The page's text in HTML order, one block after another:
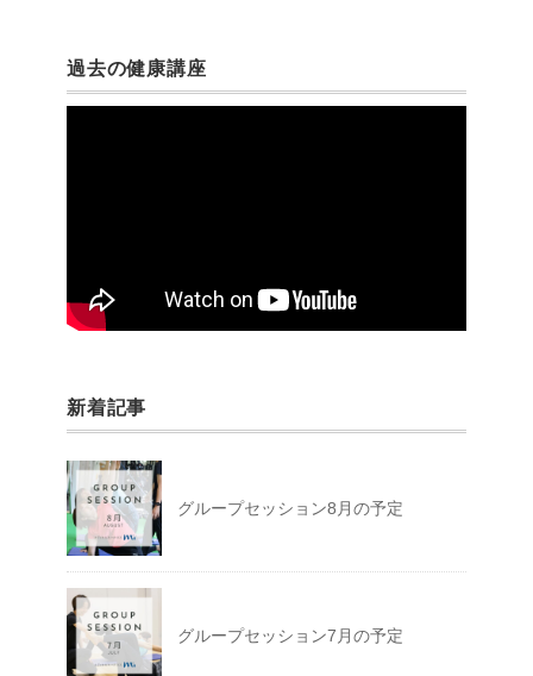
過去の健康講座
新着記事
グループセッション8月の予定
グループセッション7月の予定